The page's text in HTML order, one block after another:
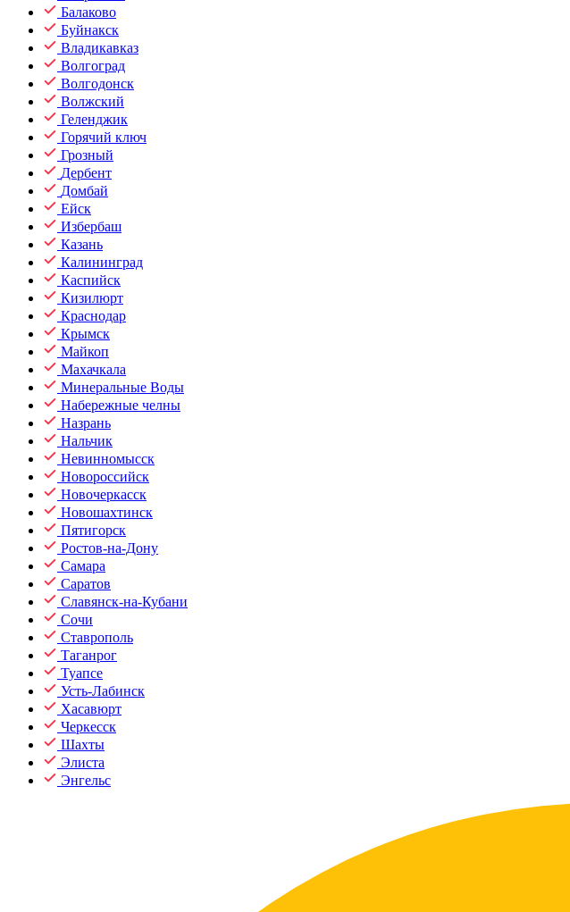
Балаково
Буйнакск
Владикавказ
Волгоград
Волгодонск
Волжский
Геленджик
Горячий ключ
Грозный
Дербент
Домбай
Ейск
Избербаш
Казань
Калининград
Каспийск
Кизилюрт
Краснодар
Крымск
Майкоп
Махачкала
Минеральные Воды
Набережные челны
Назрань
Нальчик
Невинномысск
Новороссийск
Новочеркасск
Новошахтинск
Пятигорск
Ростов-на-Дону
Самара
Саратов
Славянск-на-Кубани
Сочи
Ставрополь
Таганрог
Туапсе
Усть-Лабинск
Хасавюрт
Черкесск
Шахты
Элиста
Энгельс